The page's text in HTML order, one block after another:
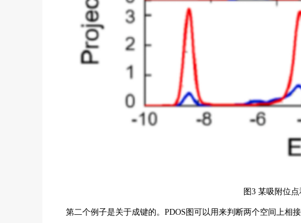
图3 某吸附位
第二个例子是关于成键的。PDOS图可以用来判断两个空间上相